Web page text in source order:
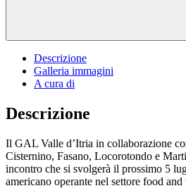
Descrizione
Galleria immagini
A cura di
Descrizione
Il GAL Valle d’Itria in collaborazione
Cisternino, Fasano, Locorotondo e
incontro che si svolgerà il prossimo 5
americano operante nel settore food and